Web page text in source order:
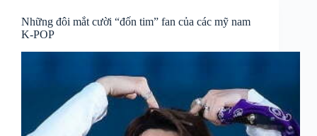
Những đôi mắt cười “đốn tim” fan của các mỹ nam
K-POP